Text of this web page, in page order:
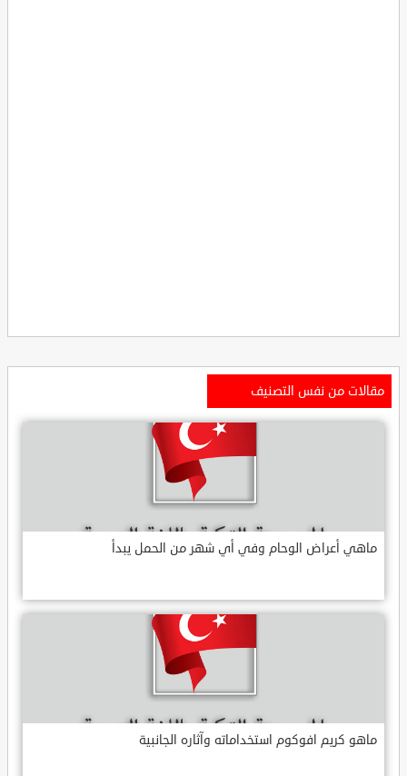
مقالات من نفس التصنيف
ماهي أعراض الوحام وفي أي شهر من الحمل يبدأ
ماهو كريم افوكوم استخداماته وآثاره الجانبية